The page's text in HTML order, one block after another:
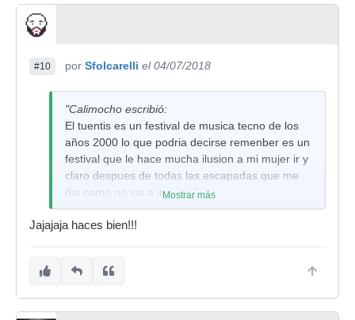
#10 por Sfolcarelli el 04/07/2018
"Calimocho escribió:
El tuentis es un festival de musica tecno de los
años 2000 lo que podria decirse remenber es un
festival que le hace mucha ilusion a mi mujer ir y
claro despues de todas las escapadas que me
doi como no voi a ir con ella .
Mostrar más
Jajajaja haces bien!!!